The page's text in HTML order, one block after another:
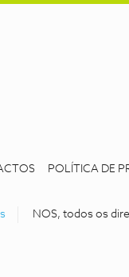
POLÍTICA DE
NOS, todos os